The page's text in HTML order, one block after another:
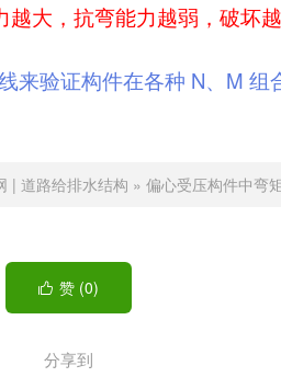
越大，抗弯能力越弱，破坏越
来验证构件在各种 N、M 组
| 道路给排水结构 » 偏心受压构件中弯
 赞 (0)
分享到